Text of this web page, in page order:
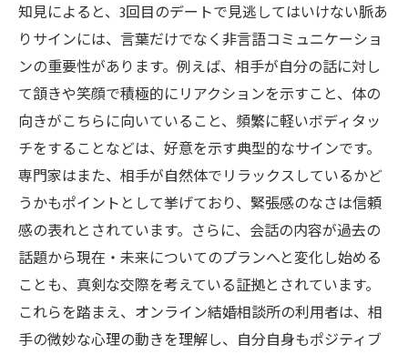
知見によると、3回目のデートで見逃してはいけない脈あ
りサインには、言葉だけでなく非言語コミュニケーショ
ンの重要性があります。例えば、相手が自分の話に対し
て頷きや笑顔で積極的にリアクションを示すこと、体の
向きがこちらに向いていること、頻繁に軽いボディタッ
チをすることなどは、好意を示す典型的なサインです。
専門家はまた、相手が自然体でリラックスしているかど
うかもポイントとして挙げており、緊張感のなさは信頼
感の表れとされています。さらに、会話の内容が過去の
話題から現在・未来についてのプランへと変化し始める
ことも、真剣な交際を考えている証拠とされています。
これらを踏まえ、オンライン結婚相談所の利用者は、相
手の微妙な心理の動きを理解し、自分自身もポジティブ